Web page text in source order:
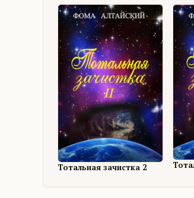
Тотальная зачистка 2